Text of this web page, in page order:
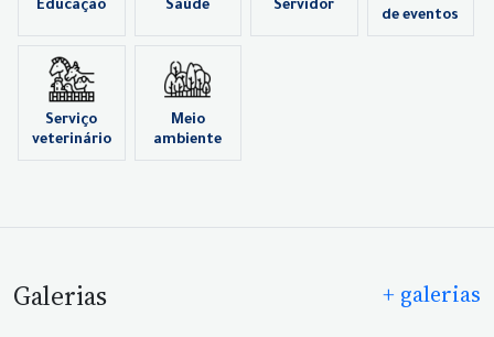
Educação Saúde Servidor
de eventos
Serviço
veterinário
Meio
ambiente
Galerias + galerias